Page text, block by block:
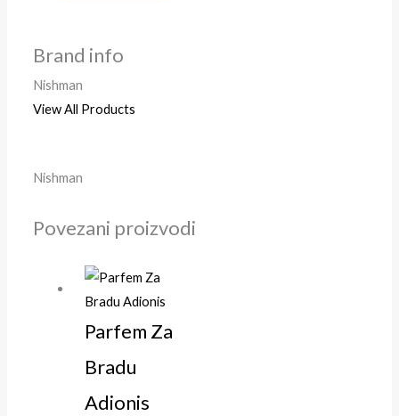
Brand info
Nishman
View All Products
Nishman
Povezani proizvodi
Parfem Za
Bradu
Adionis